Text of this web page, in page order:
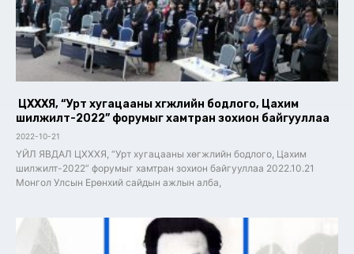
ЦХХХЯ, “Урт хугацааны хөгжлийн бодлого, Цахим
шилжилт-2022” форумыг хамтран зохион байгууллаа
2022-10-21
ҮЙЛ ЯВДАЛ ЦХХХЯ, “Урт хугацааны хөгжлийн бодлого, Цахим
шилжилт-2022” форумыг хамтран зохион байгууллаа 2022.10.21
Монгол Улсын Ерөнхий сайдын ажлын алба,